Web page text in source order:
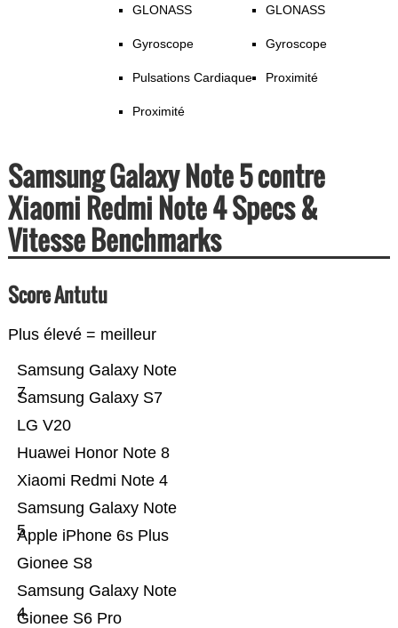
GLONASS
Gyroscope
Pulsations Cardiaque
Proximité
GLONASS
Gyroscope
Proximité
Samsung Galaxy Note 5 contre
Xiaomi Redmi Note 4 Specs &
Vitesse Benchmarks
Score Antutu
Plus élevé = meilleur
Gionee S6 Pro
Samsung Galaxy Note
4
Gionee S8
Apple iPhone 6s Plus
Samsung Galaxy Note
5
Xiaomi Redmi Note 4
Huawei Honor Note 8
LG V20
Samsung Galaxy S7
Samsung Galaxy Note
7